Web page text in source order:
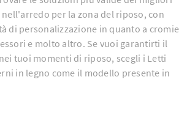
per la zona del riposo, con
di personalizzazione in quanto a cromie
e molto altro. Se vuoi garantirti il
tuoi momenti di riposo, scegli i Letti
in legno come il modello presente in